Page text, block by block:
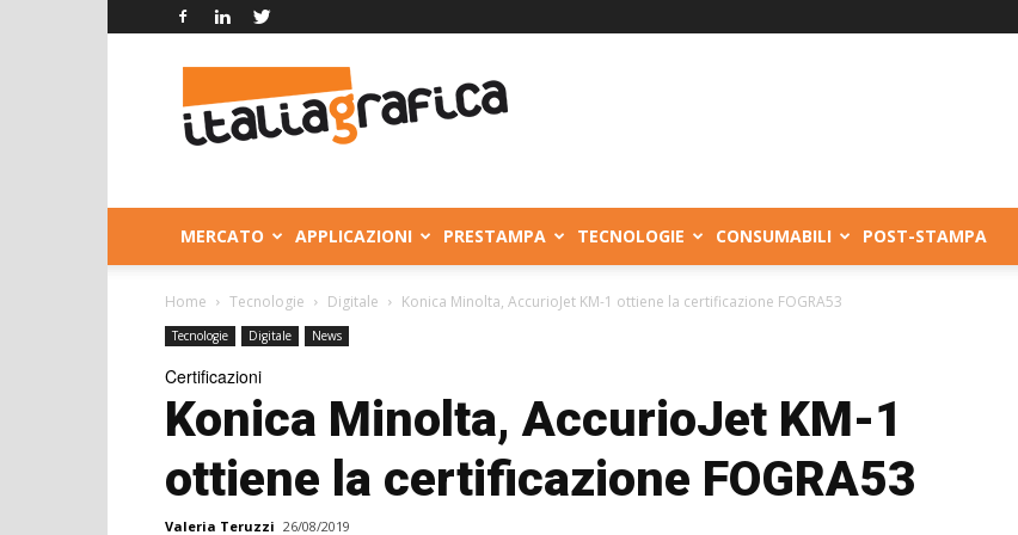
Grafica
MERCATO APPLICAZIONI PRESTAMPA TECNOLOGIE CONSUMABILI POST-STAMPA
Home Tecnologie Digitale Konica Minolta, AccurioJet KM-1 ottiene la certificazione FOGRA53
Tecnologie Digitale News
Certificazioni
Konica Minolta, AccurioJet KM-1
ottiene la certificazione FOGRA53
Valeria Teruzzi 26/08/2019